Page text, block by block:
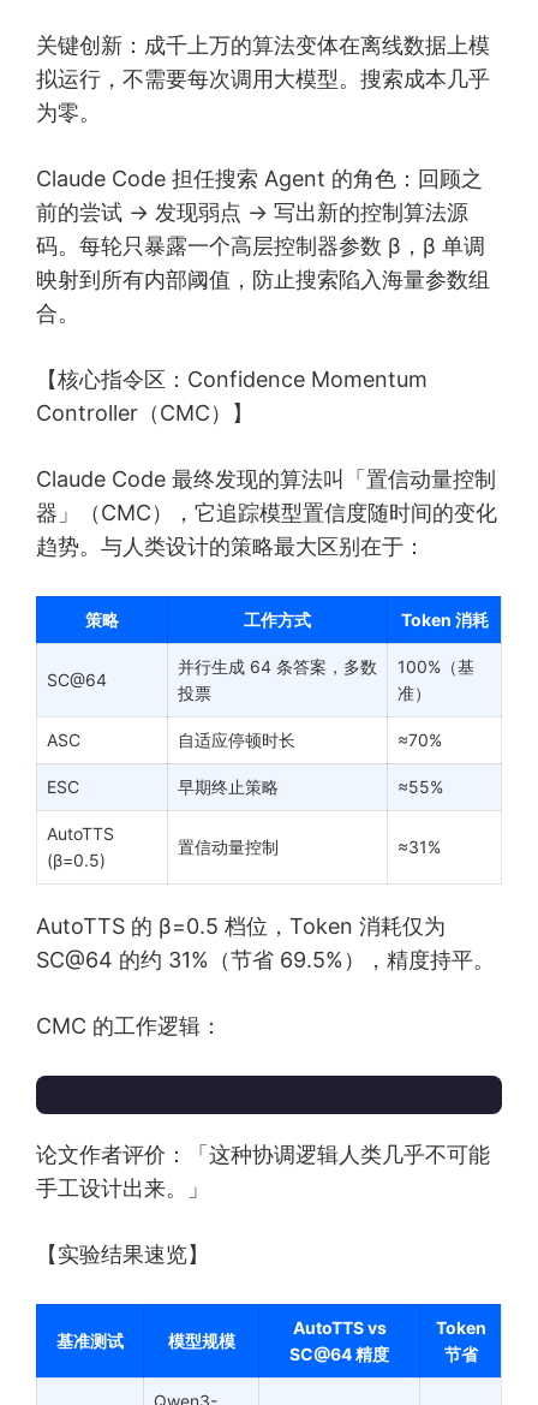
关键创新：成千上万的算法变体在离线数据上模
拟运行，不需要每次调用大模型。搜索成本几乎
为零。
Claude Code 担任搜索 Agent 的角色：回顾之
前的尝试 → 发现弱点 → 写出新的控制算法源
码。每轮只暴露一个高层控制器参数 β，β 单调
映射到所有内部阈值，防止搜索陷入海量参数组
合。
【核心指令区：Confidence Momentum
Controller（CMC）】
Claude Code 最终发现的算法叫「置信动量控制
器」（CMC），它追踪模型置信度随时间的变化
趋势。与人类设计的策略最大区别在于：
策略 工作方式 Token 消耗
SC@64
并行生成 64 条答案，多数
投票
100%（基
准）
ASC 自适应停顿时长 ≈70%
ESC 早期终止策略 ≈55%
AutoTTS
(β=0.5)
置信动量控制 ≈31%
AutoTTS 的 β=0.5 档位，Token 消耗仅为
SC@64 的约 31%（节省 69.5%），精度持平。
CMC 的工作逻辑：
论文作者评价：「这种协调逻辑人类几乎不可能
手工设计出来。」
【实验结果速览】
基准测试 模型规模
AutoTTS vs
SC@64 精度
Token
节省
Qwen3-